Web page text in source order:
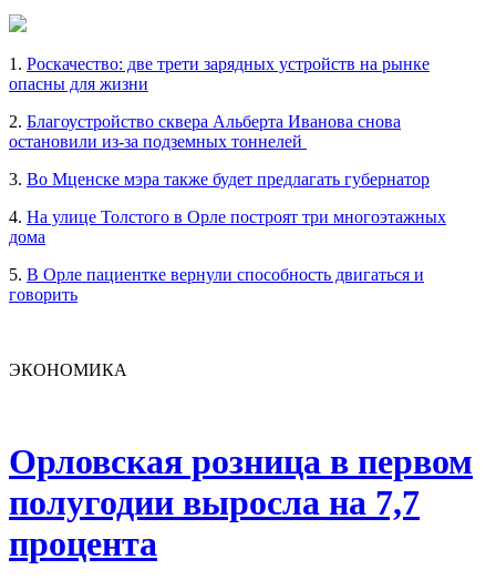
1. Роскачество: две трети зарядных устройств на рынке
опасны для жизни
2. Благоустройство сквера Альберта Иванова снова
остановили из-за подземных тоннелей
3. Во Мценске мэра также будет предлагать губернатор
4. На улице Толстого в Орле построят три многоэтажных
дома
5. В Орле пациентке вернули способность двигаться и
говорить
ЭКОНОМИКА
Орловская розница в первом
полугодии выросла на 7,7
процента